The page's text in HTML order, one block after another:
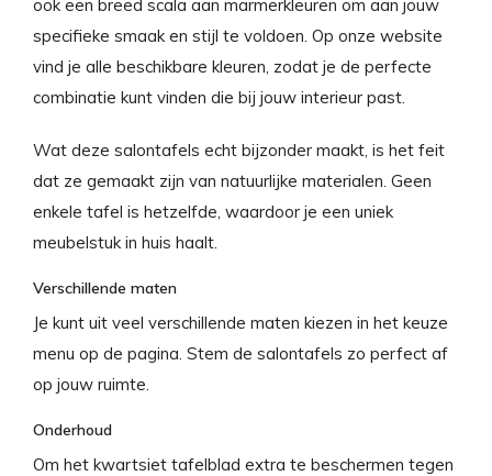
ook een breed scala aan marmerkleuren om aan jouw
specifieke smaak en stijl te voldoen. Op onze website
vind je alle beschikbare kleuren, zodat je de perfecte
combinatie kunt vinden die bij jouw interieur past.
Wat deze salontafels echt bijzonder maakt, is het feit
dat ze gemaakt zijn van natuurlijke materialen. Geen
enkele tafel is hetzelfde, waardoor je een uniek
meubelstuk in huis haalt.
Verschillende maten
Je kunt uit veel verschillende maten kiezen in het keuze
menu op de pagina. Stem de salontafels zo perfect af
op jouw ruimte.
Onderhoud
Om het kwartsiet tafelblad extra te beschermen tegen